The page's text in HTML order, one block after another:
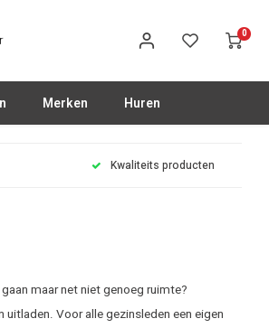
0
Merken Huren
Kwaliteits producten
maar net niet genoeg ruimte?
Voor alle gezinsleden een eigen